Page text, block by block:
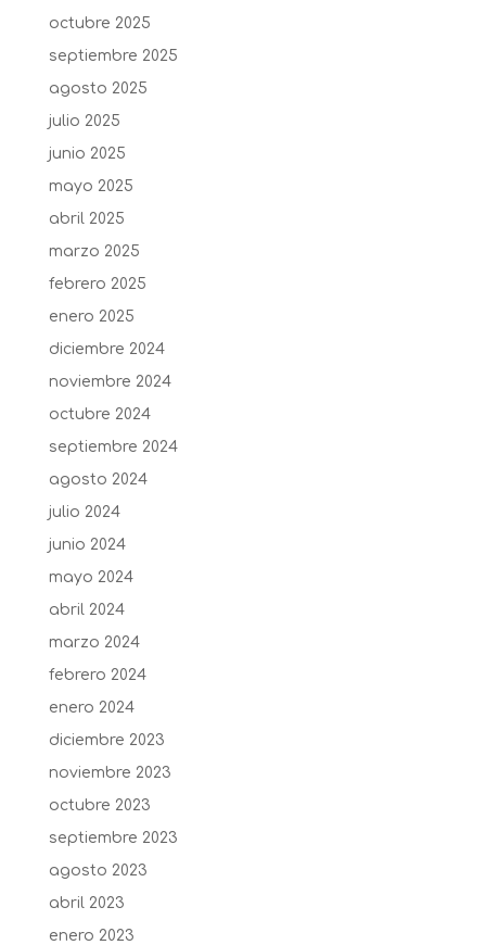
octubre 2025
septiembre 2025
agosto 2025
julio 2025
junio 2025
mayo 2025
abril 2025
marzo 2025
febrero 2025
enero 2025
diciembre 2024
noviembre 2024
octubre 2024
septiembre 2024
agosto 2024
julio 2024
junio 2024
mayo 2024
abril 2024
marzo 2024
febrero 2024
enero 2024
diciembre 2023
noviembre 2023
octubre 2023
septiembre 2023
agosto 2023
abril 2023
enero 2023